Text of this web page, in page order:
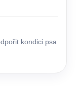
kondici psa